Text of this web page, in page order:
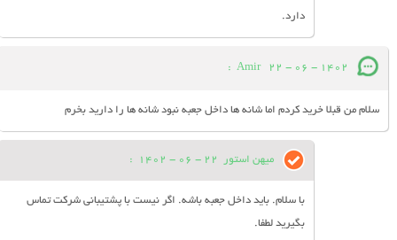
دارد.
Amir 22 - 06 - 1402
:
سلام من قبلا خرید کردم اما شانه ها داخل جعبه نبود شانه ها را دارید بخرم
میهن استور 22 - 06 - 1402
:
با سلام. باید داخل جعبه باشه. اگر نیست با پشتیبانی شرکت تماس
بگیرید لطفا.